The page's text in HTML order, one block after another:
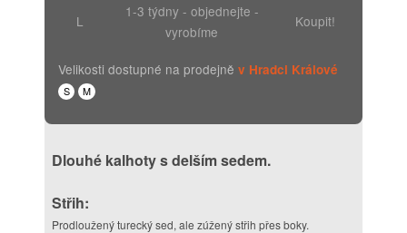
L
1-3 týdny - objednejte -
vyrobíme
Koupit!
Velikosti dostupné na prodejně v Hradci Králové
S M
Dlouhé kalhoty s delším sedem.
Střih:
Prodloužený turecký sed, ale zúžený střih přes boky.